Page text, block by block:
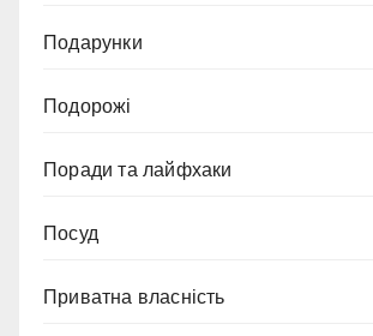
Подарунки
Подорожі
Поради та лайфхаки
Посуд
Приватна власність